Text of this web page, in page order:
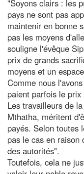
"Soyons clairs : les
pays ne sont pas
maintenir en bonne
pas les moyens
souligne l'évêque
prix de grands
moyens et un
Comme nous
paient parfois le
Les travailleurs de
Mthatha, méritent
payés. Selon toutes
pas le cas en
des autorités".
Toutefois, cela ne